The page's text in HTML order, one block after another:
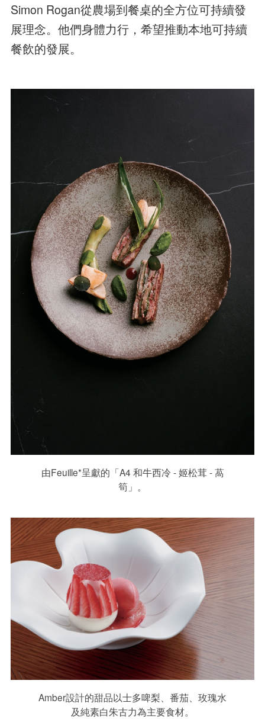
Simon Rogan從農場到餐桌的全方位可持續發
展理念。他們身體力行，希望推動本地可持續
餐飲的發展。
由Feuille*呈獻的「A4 和牛西冷 - 姬松茸 - 萵
筍」。
Amber設計的甜品以士多啤梨、番茄、玫瑰水
及純素白朱古力為主要食材。